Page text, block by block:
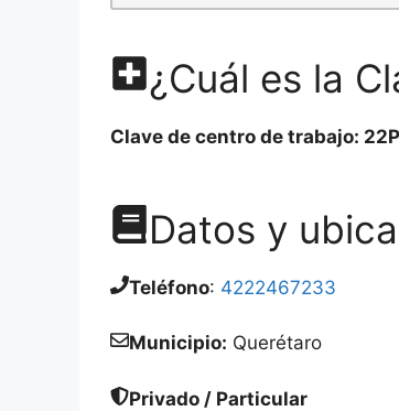
¿Cuál es la
Clave de centro de trabajo:
Datos y
Teléfono: 4222467233
Municipio: Querétaro
Privado / Particular